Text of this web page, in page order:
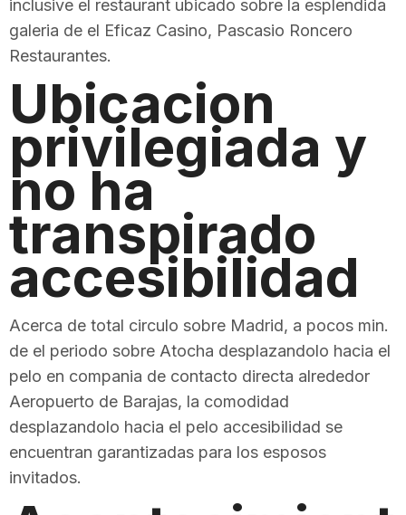
inclusive el restaurant ubicado sobre la esplendida
galeria de el Eficaz Casino, Pascasio Roncero
Restaurantes.
Ubicacion
privilegiada y
no ha
transpirado
accesibilidad
Acerca de total circulo sobre Madrid, a pocos min.
de el periodo sobre Atocha desplazandolo hacia el
pelo en compania de contacto directa alrededor
Aeropuerto de Barajas, la comodidad
desplazandolo hacia el pelo accesibilidad se
encuentran garantizadas para los esposos
invitados.